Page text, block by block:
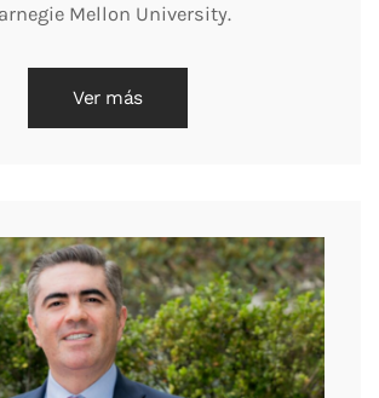
Mellon University.
Ver más